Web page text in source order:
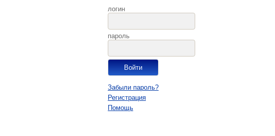
логин
пароль
Забыли пароль?
Регистрация
Помощь